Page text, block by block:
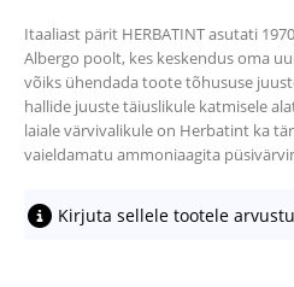
Itaaliast pärit HERBATINT asutati
Albergo poolt, kes keskendus oma
võiks ühendada toote tõhususe
hallide juuste täiuslikule katmisele
laiale värvivalikule on Herbatint ka
vaieldamatu ammoniaagita
Kirjuta sellele tootele